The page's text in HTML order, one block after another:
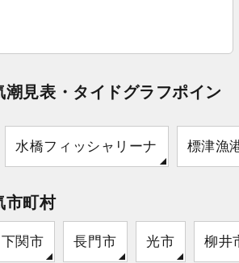
潮見表・タイドグラフポイン
水橋フィッシャリーナ 標津漁
市町村
下関市 長門市 光市 柳井